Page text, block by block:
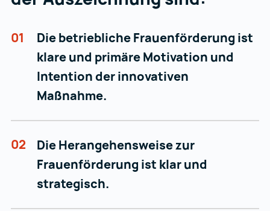
01
Die betriebliche Frauenförderung ist
klare und primäre Motivation und
Intention der innovativen
Maßnahme.
02
Die Herangehensweise zur
Frauenförderung ist klar und
strategisch.